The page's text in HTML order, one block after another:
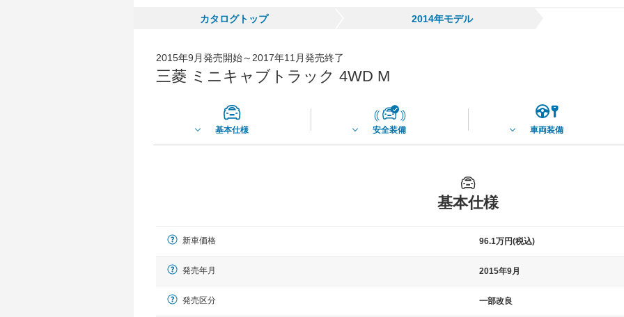
カタログトップ 2014年モデル
2015年9月発売開始～2017年11月発売終了
三菱 ミニキャブトラック 4WD M
基本仕様 安全装備 車両装備
基本仕様
新車価格 96.1万円(税込)
発売年月 2015年9月
発売区分 一部改良